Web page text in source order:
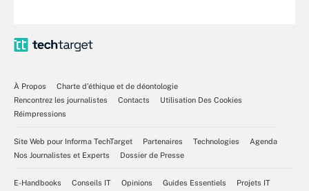
À Propos
Charte d’éthique et de déontologie
Rencontrez les journalistes
Contacts
Utilisation Des Cookies
Réimpressions
Site Web pour Informa TechTarget Partenaires Technologies
Agenda
Nos Journalistes et Experts
Dossier de Presse
E-Handbooks Conseils IT Opinions Guides Essentiels Projets IT